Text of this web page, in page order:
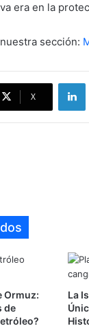
era en la
sección:
X
Ormuz:
de
La